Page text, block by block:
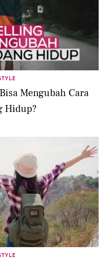
Mengubah Cara
Hidup?